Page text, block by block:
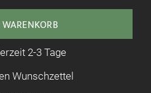
2-3 Tage
Wunschzettel